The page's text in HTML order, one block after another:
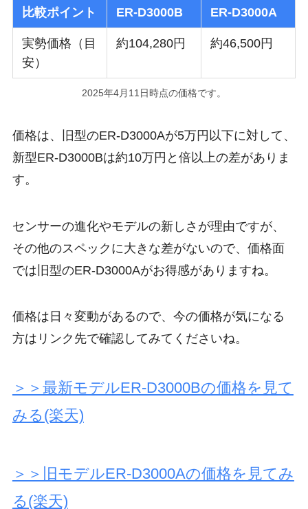
比較ポイント ER-D3000B ER-D3000A
実勢価格（目
安）
約104,280円 約46,500円
2025年4月11日時点の価格です。
価格は、旧型のER-D3000Aが5万円以下に対して、
新型ER-D3000Bは約10万円と 倍以上の差がありま
す。
センサーの進化やモデルの新しさが理由ですが、
その他のスペックに大きな差がないので、価格面
では旧型のER-D3000Aがお得感がありますね。
価格は日々変動があるので、今の価格が気になる
方はリンク先で確認してみてくださいね。
＞＞最新モデルER-D3000Bの価格を見て
みる(楽天)
＞＞旧モデルER-D3000Aの価格を見てみ
る(楽天)